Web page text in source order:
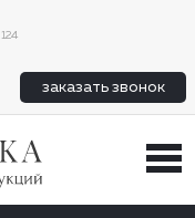
заказать звонок